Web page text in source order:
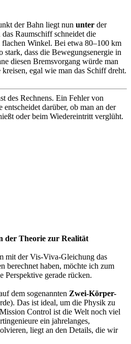
der Bahn liegt nun unter der
Raumschiff schneidet die
Winkel. Bei etwa 80–100 km
dass die Bewegungsenergie in
diesen Bremsvorgang würde man
egal wie man das Schiff dreht.
des Rechnens. Ein Fehler von
darüber, ob man an der
oder beim Wiedereintritt verglüht.
der Theorie zur Realität
mit der Vis-Viva-Gleichung das
berechnet haben, möchte ich zum
Perspektive gerade rücken.
dem sogenannten Zwei-Körper-
Das ist ideal, um die Physik zu
Control ist die Welt noch viel
ein jahrelanges,
liegt an den Details, die wir